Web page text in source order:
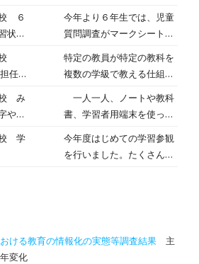
そろそろ仕上げの段階で
す。作製したポスターを使
って、効果的に発表できる
よう、練習を始めました。
学級の仲間やお家の方に分
かりやすく伝えられるよ
う、修正しながら仕上げて
いきます。
６
状況
今年より６年生では、児童
質問調査がマークシートや
端末によるオンラインで、
画面上の選択肢をクリック
したり、キーボードで文字
を入力したりする回に変わ
りました。 来年度から教
科の調査も、CBT化（コン
ピュータ使用型調査）され
は難しかった表現が可能に
任制
特定の教員が特定の教科を
複数の学級で教える仕組み
て、教員の負担軽減と教育
の質向上の両面から非常に
注目されています。本校で
は、５・６年生で理科・音
めています。教育の質の向
み
やか
り」
一人一人、ノートや教科
書、学習者用端末を使って
で文字を書くことが困難で
は、漢字やかたかなの形を
画を指でなぞって（動かし
学
今年度はじめての学習参観
を行いました。たくさんの
あとは、PTA決算総会、学
ける教育の情報化の実態等調査結果 主
変化